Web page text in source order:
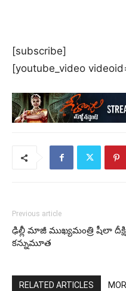
[subscribe]
[youtube_video
Previous article
ఢిల్లీ మాజీ ముఖ్యమంత్రి షీలా
కన్నుమూత
RELATED ARTICLES